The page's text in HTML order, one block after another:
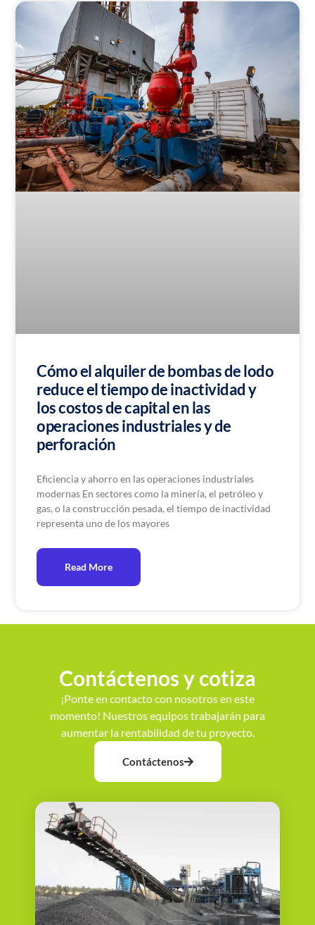
Cómo el alquiler de bombas de lodo
reduce el tiempo de inactividad y
los costos de capital en las
operaciones industriales y de
perforación
Eficiencia y ahorro en las operaciones industriales
modernas En sectores como la minería, el petróleo y
gas, o la construcción pesada, el tiempo de inactividad
representa uno de los mayores
Read More
Contáctenos y cotiza
¡Ponte en contacto con nosotros en este
momento! Nuestros equipos trabajarán para
aumentar la rentabilidad de tu proyecto.
Contáctenos